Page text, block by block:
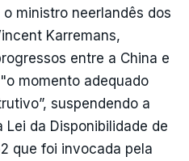
ministro neerlandês dos
Karremans,
entre a China e
momento adequado
suspendendo a
da Disponibilidade de
que foi invocada pela